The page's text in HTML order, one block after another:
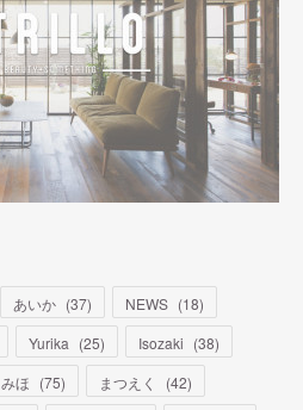
あいか (37) NEWS (18)
Yurika (25) Isozaki (38)
みほ (75) まつえく (42)